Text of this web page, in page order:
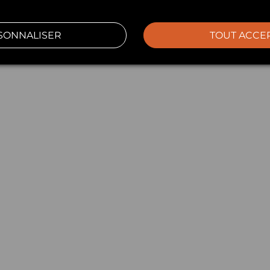
TOUT